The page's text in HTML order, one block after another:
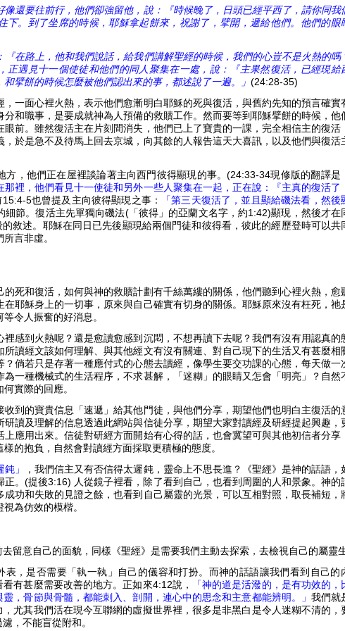
像還要往前行，他們卻強留他，說：『時候晚了，日頭已經平西了，請你同我
下。到了坐席的時候，耶穌拿起餅來，祝謝了，擘開，遞給他們。他們的眼
『在路上，他和我們說話，給我們講解聖經的時候，我們的心豈不是火熱的嗎
正遇見十一個使徒和他們的同人聚集在一處，說：『主果然復活，已經現給
和擘餅的時候怎麼被他們認出來的事，都述說了一遍。」(24:28-35)
一面心裡火熱，表示他們愈漸明白耶穌的死與復活，與舊約先知的預言確實
分和職事，是要成就神為人預備的救贖工作。然而要等到耶穌擘餅的時候，他
前。雖然復活主在片刻間消失，他們已上了寶貴的一課，完全相信主的復活
，於是急不及待馬上回去京城，向其餘的人報告這天大喜訊，以及他們與復活
方，他們正在屋裡談論著主向西門彼得顯現的事。(24:33-34現修版的翻譯是
裡，他們看見十一使徒和另外一些人聚集在一起，正在說：『主真的復活了
5也曾提及主向彼得顯現之事：
「第三天復活了，並且顯給磯法看，然後
細節。復活主先單獨向磯法(「彼得」的亞蘭文名字，約1:42)顯現，然後才在
的敘述。耶穌在同日已先後顯現給兩個門徒和彼得看，彼此的經歷登時可以共
所言非虛。
死和復活，如何與神的救贖計劃有千絲萬縷的關係，他們聽到心裡火熱，愈
耶穌身上的一切事，原來與自己確實有切身的關係。耶穌原來沒有枉死，祂
令人振奮的好消息。
感到火熱呢？還是愈讀愈感到沉悶，不想再讀下去呢？我們有沒有用認真的
讀經文該如何理解、與其他經文有沒有關連、對自己現下的生活又有甚麼相
？倘若只是存著一種應付式的心態去讀經，像學生要交功課的心態，每天做一
為一種機械式的生活程序，不求甚解，「迷糊」的眼睛又怎會「明亮」？自然
實際的回應。
到的寶貴信息「速遞」給其他門徒，與他們分享，期望他們也明白主復活的
讀及理解的信息透過此網站與信徒分享，期望大家對讀經及研經提起興趣，
應用出來。信徒對研經方面開始有心得的話，也會冀望可與其他初信者分享
的抱負，自然會對讀經方面採取更積極的態度。
」
，我們信主又有否信得太遲鈍，靈命上不思長進？《聖經》是神的話語，
正。(提後3:16) 人從鏡子裡看，除了看到自己，也看到周圍的人和景象。神的
功和失敗的見證之餘，也看到自己屬靈的光景，可以互相對照，取長補短，
為仿效的模楷。
留意自己的面貌，同樣《聖經》是需要我們主動去探索，去檢視自己的屬靈生
表，是否需要「執一執」自己的儀容和打扮。而神的話語讓我們看到自己的
有甚麼需要改善的地方。正如來4:12說，
「神的道是活潑的，是有功效的，
，骨節與骨髓，都能刺入、剖開，連心中的思念和主意都能辨明。」我們就
尤其我們活在現今互聯網的虛擬世界裡，很多是非黑白是令人迷糊不清的，
，不能盲從附和。